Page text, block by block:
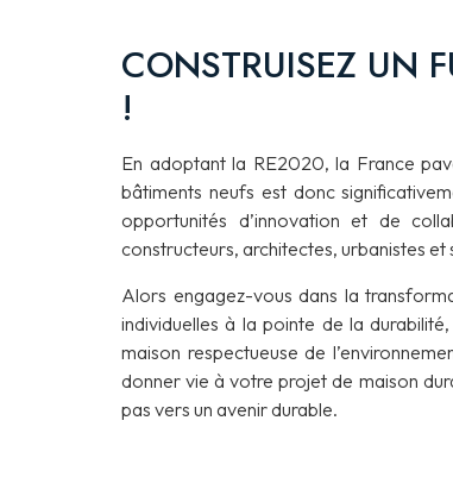
CONSTRUISEZ UN
!
En adoptant la RE2020, la France
bâtiments neufs est donc
opportunités d’innovation et de
constructeurs, architectes, urbanistes
Alors engagez-vous dans la
individuelles à la pointe de la
maison respectueuse de
donner vie à votre projet de maison
pas vers un avenir durable.